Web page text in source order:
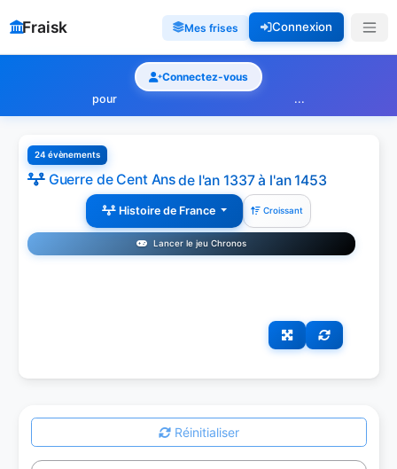
Fraisk Mes frises Connexion
Connectez-vous
pour
...
24 évènements
Guerre de Cent Ansde l'an 1337 à l'an 1453
Histoire de France Croissant
Lancer le jeu Chronos
Réinitialiser